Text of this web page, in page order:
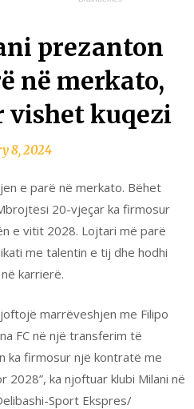
prezanton
në merkato,
vishet kuqezi
8, 2024
e parë në merkato. Bëhet
20-vjeçar ka firmosur
e vitit 2028. Lojtari më parë
me talentin e tij dhe hodhi
karrierë.
marrëveshjen me Filipo
FC në një transferim të
ka firmosur një kontratë me
ka njoftuar klubi Milani në
Sport Ekspres/